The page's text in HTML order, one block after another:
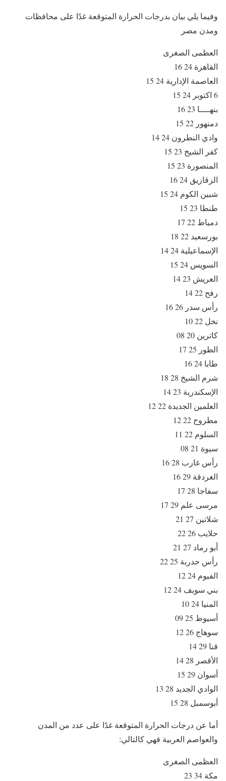
وفيما يلي بيان بدرجات الحرارة المتوقعة غدًا على محافظات
ومدن مصر
العظمى الصغرى
القاهرة 24 16
العاصمة الإدارية 24 15
6 اكتوبر 24 15
بنهــــا 23 16
دمنهور 22 15
وادي النطرون 24 14
كفر الشيخ 23 15
المنصورة 23 15
الزقازيق 24 16
شبين الكوم 24 15
طنطا 23 15
دمياط 22 17
بورسعيد 22 18
الإسماعيلية 24 14
السويس 24 15
العريش 23 14
رفح 22 14
رأس سدر 26 16
نخل 22 10
كاترين 20 08
الطور 25 17
طابا 24 16
شرم الشيخ 28 18
الإسكندرية 23 14
العلمين الجديدة 22 12
مطروح 22 12
السلوم 22 11
سيوة 21 08
رأس غارب 28 16
الغردقة 29 16
سفاجا 28 17
مرسى علم 29 17
شلاتين 27 21
حلايب 26 22
أبو رماد 27 21
رأس حدربة 25 22
الفيوم 24 12
بني سويف 24 12
المنيا 24 10
أسيوط 25 09
سوهاج 26 12
قنا 29 14
الأقصر 28 14
أسوان 29 15
الوادي الجديد 28 13
أبوسمبل 28 15
أما عن درجات الحرارة المتوقعة غدًا على عدد من المدن
والعواصم العربية فهي كالتالي:
العظمى الصغرى
مكة 34 23